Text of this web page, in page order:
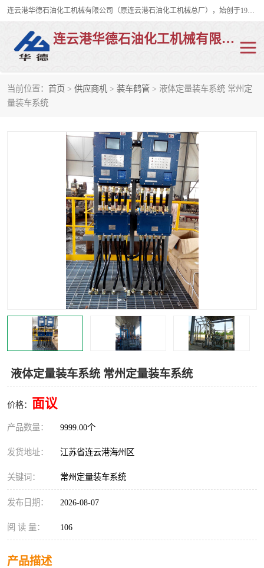
连云港华德石油化工机械有限公司（原连云港石油化工机械总厂），始创于1982年，是从事码头船用流体装卸臂、陆用流体装卸臂（鹤管）、活动梯、钢构平台、定量装车系统等全系列流体装卸设备的设计、制造、销售以及服务的专业供应商。
连云港华德石油化工机械有限公司
当前位置： 首页 > 供应商机 > 装车鹤管 > 液体定量装车系统 常州定
量装车系统
液体定量装车系统 常州定量装车系统
价格： 面议
产品数量： 9999.00个
发货地址： 江苏省连云港海州区
关键词： 常州定量装车系统
发布日期： 2026-08-07
阅 读 量： 106
产品描述
陆用流体装卸臂
液氯鹤管
活动梯
卸车鹤管
输油臂
紧急脱离干式接头 火车鹤管
顶部鹤管
低温鹤管
浮动出油装置